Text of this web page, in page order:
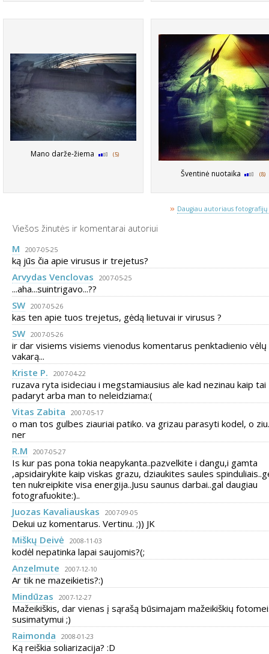
Mano darže-žiema (5)
Šventinė nuotaika (8)
» Daugiau autoriaus fotografijų
Viešos žinutės ir komentarai autoriui
M
2007-05-25
ką jūs čia apie virusus ir trejetus?
Arvydas Venclovas
2007-05-25
...aha...suintrigavo...??
SW 2007-05-26
kas ten apie tuos trejetus, gėdą lietuvai ir virusus ?
SW 2007-05-26
ir dar visiems visiems vienodus komentarus penktadienio vėlų
vakarą...
Kriste P.
2007-04-22
ruzava ryta isideciau i megstamiausius ale kad nezinau kaip tai
padaryt arba man to neleidziama:(
Vitas Zabita
2007-05-17
o man tos gulbes ziauriai patiko. va grizau parasyti kodel, o
ner
R.M
2007-05-27
Is kur pas pona tokia neapykanta..pazvelkite i dangu,i gamta
,apsidairykite kaip viskas grazu, dziaukites saules
ten nukreipkite visa energija..Jusu saunus darbai..gal daugiau
fotografuokite:)..
Juozas Kavaliauskas
2007-09-05
Dekui uz komentarus. Vertinu. ;)) JK
Miškų Deivė
2008-11-03
kodėl nepatinka lapai saujomis?(;
Anzelmute
2007-12-10
Ar tik ne mazeikietis?:)
Mindūzas
2007-12-27
Mažeikiškis, dar vienas į sąrašą būsimajam mažeikiškių
susimatymui ;)
Raimonda
2008-01-23
Ką reiškia soliarizacija? :D